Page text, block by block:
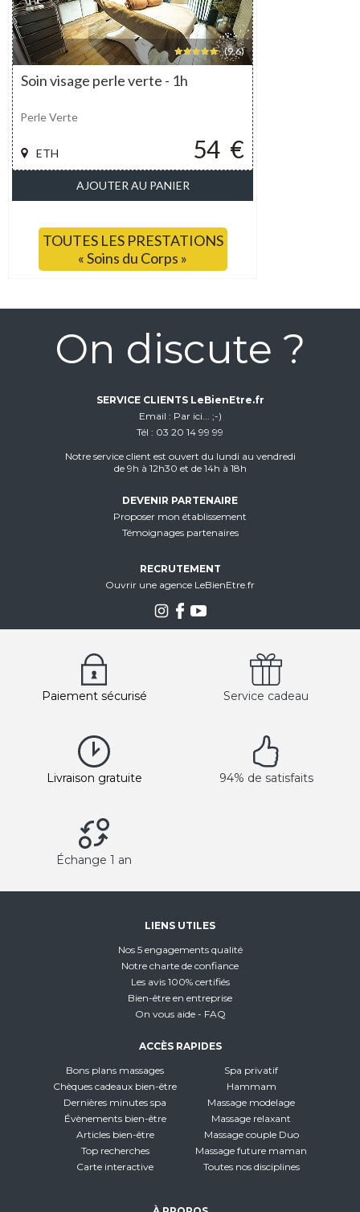
(9,6)
Soin visage perle verte - 1h
54 €
ETH
Perle Verte
AJOUTER AU PANIER
TOUTES LES PRESTATIONS
« Soins du Corps »
On discute ?
SERVICE CLIENTS LeBienEtre.fr
Email
Par ici... ;-)
Tél
03 20 14 99 99
Notre service client est ouvert du lundi au vendredi
de 9h à 12h30 et de 14h à 18h
DEVENIR PARTENAIRE
Proposer mon établissement
Témoignages partenaires
RECRUTEMENT
Ouvrir une agence LeBienEtre.fr
Paiement sécurisé Service cadeau
Livraison gratuite 94% de satisfaits
Échange 1 an
LIENS UTILES
Nos 5 engagements qualité
Notre charte de confiance
Les avis 100% certifiés
Bien-être en entreprise
On vous aide - FAQ
ACCÈS RAPIDES
Bons plans massages
Chèques cadeaux bien-être
Dernières minutes spa
Évènements bien-être
Articles bien-être
Top recherches
Carte interactive
Spa privatif
Hammam
Massage modelage
Massage relaxant
Massage couple Duo
Massage future maman
Toutes nos disciplines